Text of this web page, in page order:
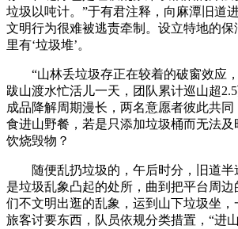
垃圾以吨计。”于有君注释，向麻潭旧道
文明行为很难被逃责牵制。设立特地的
里有‘垃圾堆’。
“山林丢垃圾存正在较着的破窗效应
跋山渡水忙活儿一天，团队累计巡山超
成品降解周期漫长，两名意愿者彼此共同
食进山野餐，若是只添加垃圾桶而无法
饮烧毁物？
随便乱扔垃圾的，午后时分，旧道半
是垃圾乱象凸起的处所，曲到把平台周
们不文明出逛的乱象，运到山下垃圾坐
旅客讨要东西，队员依规分类措置，“进